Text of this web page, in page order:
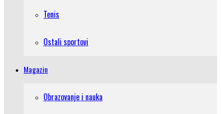
Tenis
Ostali sportovi
Magazin
Obrazovanje i nauka